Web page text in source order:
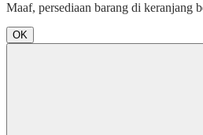
Maaf, persediaan barang di keranjang
OK